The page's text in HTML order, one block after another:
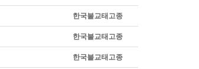
한국불교태고종
한국불교태고종
한국불교태고종